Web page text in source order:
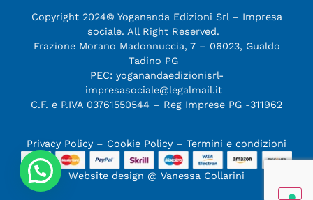
Copyright 2024© Yogananda Edizioni Srl – Impresa
sociale. All Right Reserved.
Frazione Morano Madonnuccia, 7 – 06023, Gualdo
Tadino PG
PEC: yoganandaedizionisrl-
impresasociale@legalmail.it
C.F. e P.IVA 03761550544 – Reg Imprese PG -311962
Privacy Policy – Cookie Policy – Termini e condizioni
Website design @ Vanessa Collarini